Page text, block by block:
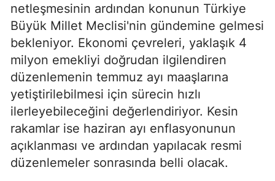
netleşmesinin ardından konunun Türkiye
Büyük Millet Meclisi'nin gündemine gelmesi
bekleniyor. Ekonomi çevreleri, yaklaşık 4
milyon emekliyi doğrudan ilgilendiren
düzenlemenin temmuz ayı maaşlarına
yetiştirilebilmesi için sürecin hızlı
ilerleyebileceğini değerlendiriyor. Kesin
rakamlar ise haziran ayı enflasyonunun
açıklanması ve ardından yapılacak resmi
düzenlemeler sonrasında belli olacak.